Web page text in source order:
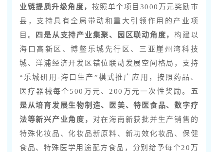
业链提质升级角度， 按照单个项目3000万元奖励市
县，支持具有全局带动和重大引领作用的产业项
目。
四是从支持产业集聚、园区联动角度，构建以
海口高新区、博鳌乐城先行区、三亚崖州湾科技
城、洋浦经济开发区错位联动发展空间格局，支持
“乐城研用-海口生产”模式推广应用，按照药品、
医疗器械每个500万元、200万元一次性奖励。 五
是从培育发展生物制造、医美、特医食品、数字疗
法等新兴产业角度， 对在海南新获批并生产销售的
特殊化妆品、化妆品新原料、新功效化妆品、保健
食品、特殊医学用途配方食品，分别给予每个20万